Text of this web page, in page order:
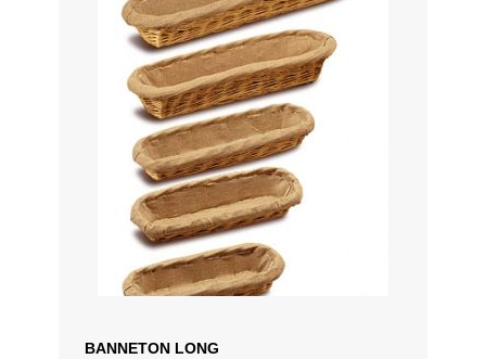
BANNETON LONG